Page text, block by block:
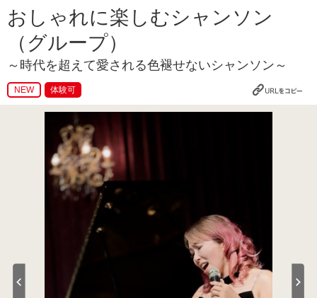
おしゃれに楽しむシャンソン
（グループ）
～時代を超えて愛される色褪せないシャンソン～
NEW 体験可